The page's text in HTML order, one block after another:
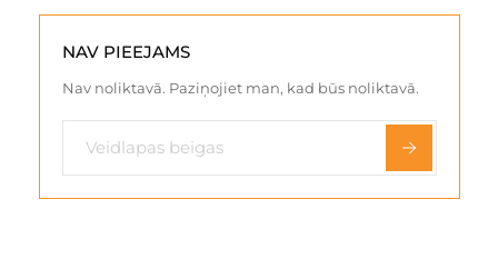
NAV PIEEJAMS
Nav noliktavā. Paziņojiet man, kad būs noliktavā.